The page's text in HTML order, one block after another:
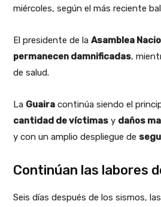
miércoles, según el más reciente
El presidente de la Asamblea
permanecen damnificadas,
de salud.
La Guaira continúa siendo el
cantidad de víctimas y daños
y con un amplio despliegue de
Continúan las labores
Seis días después de los sismos,